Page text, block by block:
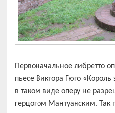
Первоначальное либретто
пьесе Виктора Гюго «Король
в таком виде оперу не
герцогом Мантуанским. Так